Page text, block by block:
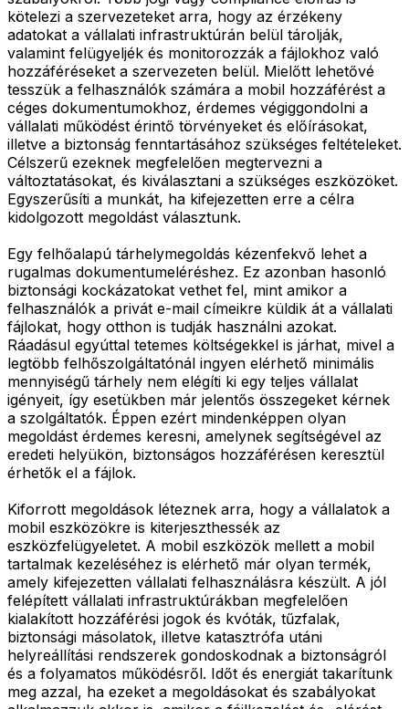
kötelezi a szervezeteket arra, hogy az érzékeny
adatokat a vállalati infrastruktúrán belül tárolják,
valamint felügyeljék és monitorozzák a fájlokhoz való
hozzáféréseket a szervezeten belül. Mielőtt lehetővé
tesszük a felhasználók számára a mobil hozzáférést a
céges dokumentumokhoz, érdemes végiggondolni a
vállalati működést érintő törvényeket és előírásokat,
illetve a biztonság fenntartásához szükséges feltételeket.
Célszerű ezeknek megfelelően megtervezni a
változtatásokat, és kiválasztani a szükséges eszközöket.
Egyszerűsíti a munkát, ha kifejezetten erre a célra
kidolgozott megoldást választunk.
Egy felhőalapú tárhelymegoldás kézenfekvő lehet a
rugalmas dokumentumeléréshez. Ez azonban hasonló
biztonsági kockázatokat vethet fel, mint amikor a
felhasználók a privát e-mail címeikre küldik át a vállalati
fájlokat, hogy otthon is tudják használni azokat.
Ráadásul egyúttal tetemes költségekkel is járhat, mivel a
legtöbb felhőszolgáltatónál ingyen elérhető minimális
mennyiségű tárhely nem elégíti ki egy teljes vállalat
igényeit, így esetükben már jelentős összegeket kérnek
a szolgáltatók. Éppen ezért mindenképpen olyan
megoldást érdemes keresni, amelynek segítségével az
eredeti helyükön, biztonságos hozzáférésen keresztül
érhetők el a fájlok.
Kiforrott megoldások léteznek arra, hogy a vállalatok a
mobil eszközökre is kiterjeszthessék az
eszközfelügyeletet. A mobil eszközök mellett a mobil
tartalmak kezeléséhez is elérhető már olyan termék,
amely kifejezetten vállalati felhasználásra készült. A jól
felépített vállalati infrastruktúrákban megfelelően
kialakított hozzáférési jogok és kvóták, tűzfalak,
biztonsági másolatok, illetve katasztrófa utáni
helyreállítási rendszerek gondoskodnak a biztonságról
és a folyamatos működésről. Időt és energiát takarítunk
meg azzal, ha ezeket a megoldásokat és szabályokat